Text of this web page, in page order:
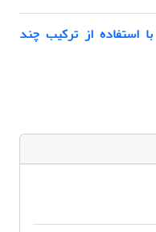
استفاده از ترکیب چند